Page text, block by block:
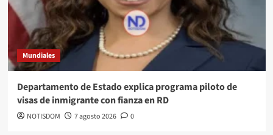
Mundiales
Departamento de Estado explica programa piloto de
visas de inmigrante con fianza en RD
NOTISDOM 7 agosto 2026 0